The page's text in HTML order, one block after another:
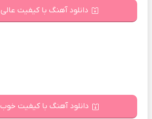
دانلود آهنگ با کیفیت عالی 320
دانلود آهنگ با کیفیت خوب 128